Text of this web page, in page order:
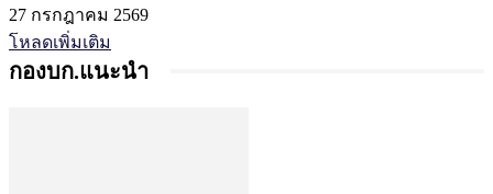
27 กรกฎาคม 2569
โหลดเพิ่มเติม
กองบก.แนะนำ